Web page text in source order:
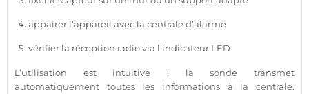
appairer l’appareil avec la centraled’alarme
vérifier la réception radio via l’indicateur LED
L’utilisation est intuitive : la sonde transmet
automatiquement toutes les informations à la centrale.